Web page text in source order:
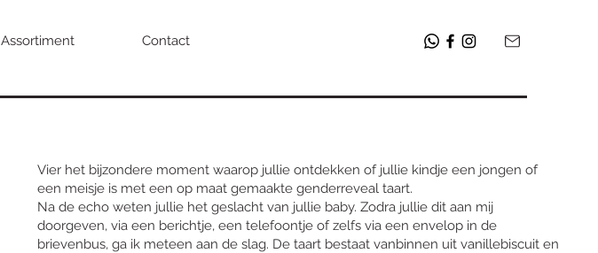
Assortiment Contact
Vier het bijzondere moment waarop jullie ontdekken of jullie kindje een jongen of
een meisje is met een op maat gemaakte genderreveal taart.
Na de echo weten jullie het geslacht van jullie baby. Zodra jullie dit aan mij
doorgeven, via een berichtje, een telefoontje of zelfs via een envelop in de
brievenbus, ga ik meteen aan de slag. De taart bestaat vanbinnen uit vanillebiscuit en